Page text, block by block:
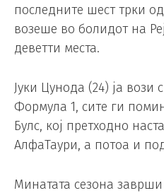
последните шест трки
возеше во болидот на
деветти места.
Јуки Цунода (24) ја вози
Формула 1, сите ги
Булс, кој претходно
АлфаТаури, а потоа и
Минатата сезона заврши